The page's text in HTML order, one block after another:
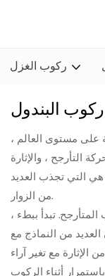
ركوب الغزل
ركوب البندول
على مستوى العالم ،
التأرجح ، والإثارة
التي تجذب العديد
من الزوار.
تبدأ ببطء ،
من النماذج مع
الإثارة مع تغير آراء